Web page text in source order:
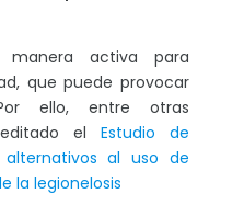
activa para
que puede provocar
ello, entre otras
el Estudio de
alternativos al uso de
la legionelosis